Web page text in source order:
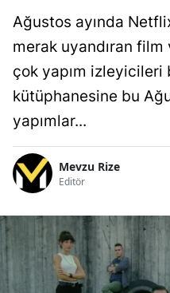
Ağustos ayında
merak uyandıran
çok yapım
kütüphanesine bu
yapımlar...
Mevzu Rize
Editör